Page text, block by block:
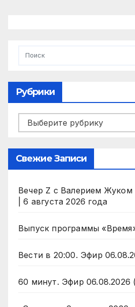
Рубрики
Рубрики
Свежие Записи
Вечер Z с Валерием
| 6 августа 2026 года
Выпуск программы
Вести в 20:00. Эфир
60 минут. Эфир 06.08.2026